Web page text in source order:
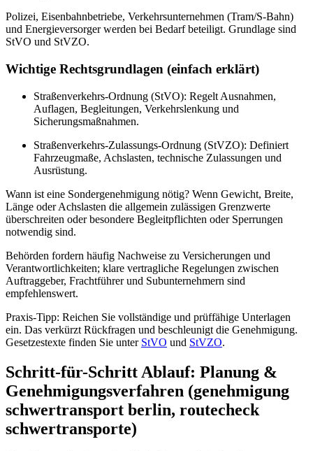
Polizei, Eisenbahnbetriebe, Verkehrsunternehmen (Tram/S‑Bahn)
und Energieversorger werden bei Bedarf beteiligt. Grundlage sind
StVO und StVZO.
Wichtige Rechtsgrundlagen (einfach erklärt)
Straßenverkehrs-Ordnung (StVO): Regelt Ausnahmen,
Auflagen, Begleitungen, Verkehrslenkung und
Sicherungsmaßnahmen.
Straßenverkehrs-Zulassungs-Ordnung (StVZO): Definiert
Fahrzeugmaße, Achslasten, technische Zulassungen und
Ausrüstung.
Wann ist eine Sondergenehmigung nötig? Wenn Gewicht, Breite,
Länge oder Achslasten die allgemein zulässigen Grenzwerte
überschreiten oder besondere Begleitpflichten oder Sperrungen
notwendig sind.
Behörden fordern häufig Nachweise zu Versicherungen und
Verantwortlichkeiten; klare vertragliche Regelungen zwischen
Auftraggeber, Frachtführer und Subunternehmern sind
empfehlenswert.
Praxis-Tipp: Reichen Sie vollständige und prüffähige Unterlagen
ein. Das verkürzt Rückfragen und beschleunigt die Genehmigung.
Gesetzestexte finden Sie unter StVO und StVZO.
Schritt-für-Schritt Ablauf: Planung &
Genehmigungsverfahren (genehmigung
schwertransport berlin, routecheck
schwertransporte)